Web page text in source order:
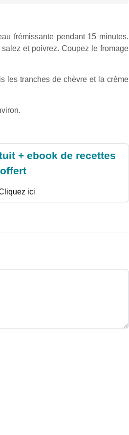
frémissante pendant 15 minutes.
et poivrez. Coupez le fromage
les tranches de chèvre et la crème
+ ebook de recettes
offert
ici